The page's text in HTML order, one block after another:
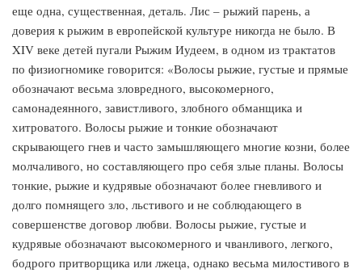
еще одна, существенная, деталь. Лис – рыжий парень, а
доверия к рыжим в европейской культуре никогда не было. В
XIV веке детей пугали Рыжим Иудеем, в одном из трактатов
по физиогномике говорится: «Волосы рыжие, густые и прямые
обозначают весьма зловредного, высокомерного,
самонадеянного, завистливого, злобного обманщика и
хитроватого. Волосы рыжие и тонкие обозначают
скрывающего гнев и часто замышляющего многие козни, более
молчаливого, но составляющего про себя злые планы. Волосы
тонкие, рыжие и кудрявые обозначают более гневливого и
долго помнящего зло, льстивого и не соблюдающего в
совершенстве договор любви. Волосы рыжие, густые и
кудрявые обозначают высокомерного и чванливого, легкого,
бодрого притворщика или лжеца, однако весьма милостивого в